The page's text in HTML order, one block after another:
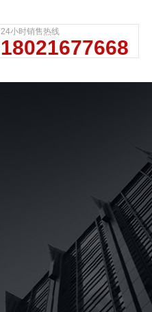
24小时销售热线
18021677668